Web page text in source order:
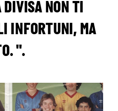
NON TI
INFORTUNI, MA
".